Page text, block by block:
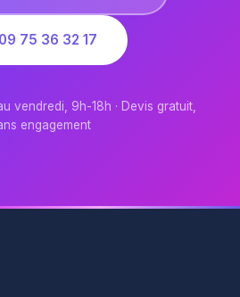
09 75 36 32 17
vendredi, 9h-18h · Devis gratuit,
engagement